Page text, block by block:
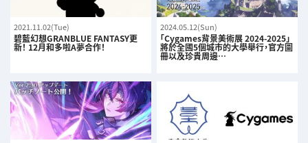
2021.11.02(Tue)
碧藍幻想GRANBLUE FANTASY更
新！ 12月和多啦A夢合作！
2024.05.12(Sun)
「Cygames背景美術展 2024-2025」
將於全國5個城市的大學舉行，官方圖
冊以及珍貴周邊…